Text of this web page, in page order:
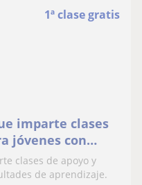
1ª clase gratis
imparte clases
jóvenes con
clases de apoyo y
de aprendizaje.